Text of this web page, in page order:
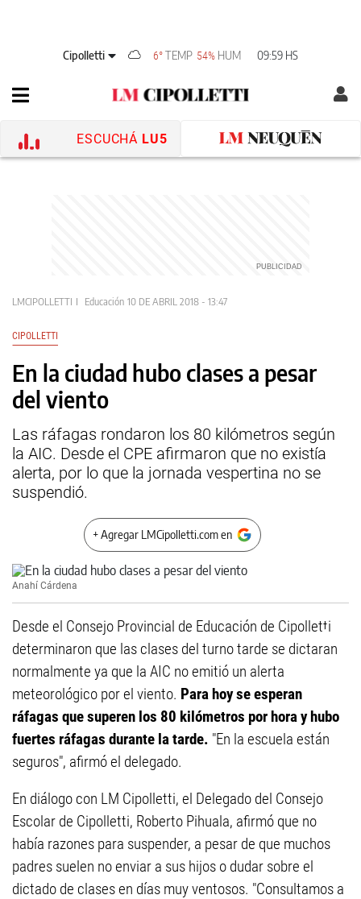
Cipolletti 6°TEMP 54% HUM 09:59 HS
ESCUCHÁ LU5
LMCIPOLLETTI Educación 10 DE ABRIL 2018 - 13:47
CIPOLLETTI
En la ciudad hubo clases a pesar
del viento
Las ráfagas rondaron los 80 kilómetros según
la AIC. Desde el CPE afirmaron que no existía
alerta, por lo que la jornada vespertina no se
suspendió.
+ Agregar LMCipolletti.com en
Anahí Cárdena
Desde el Consejo Provincial de Educación de Cipolletti
determinaron que las clases del turno tarde se dictaran
normalmente ya que la AIC no emitió un alerta
meteorológico por el viento. Para hoy se esperan
ráfagas que superen los 80 kilómetros por hora y hubo
fuertes ráfagas durante la tarde. "En la escuela están
seguros", afirmó el delegado.
En diálogo con LM Cipolletti, el Delegado del Consejo
Escolar de Cipolletti, Roberto Pihuala, afirmó que no
había razones para suspender, a pesar de que muchos
padres suelen no enviar a sus hijos o dudar sobre el
dictado de clases en días muy ventosos. "Consultamos a